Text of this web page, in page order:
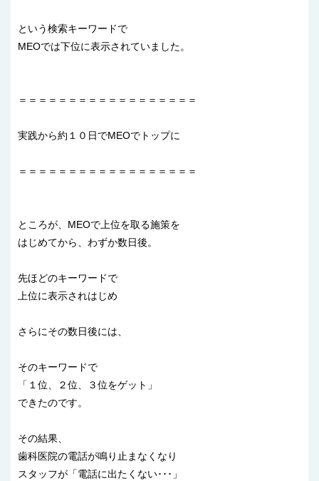
という検索キーワードで
MEOでは下位に表示されていました。
＝＝＝＝＝＝＝＝＝＝＝＝＝＝＝＝＝＝
実践から約１０日でMEOでトップに
＝＝＝＝＝＝＝＝＝＝＝＝＝＝＝＝＝＝
ところが、MEOで上位を取る施策を
はじめてから、わずか数日後。
先ほどのキーワードで
上位に表示されはじめ
さらにその数日後には、
そのキーワードで
「１位、２位、３位をゲット」
できたのです。
その結果、
歯科医院の電話が鳴り止まなくなり
スタッフが「電話に出たくない･･･」